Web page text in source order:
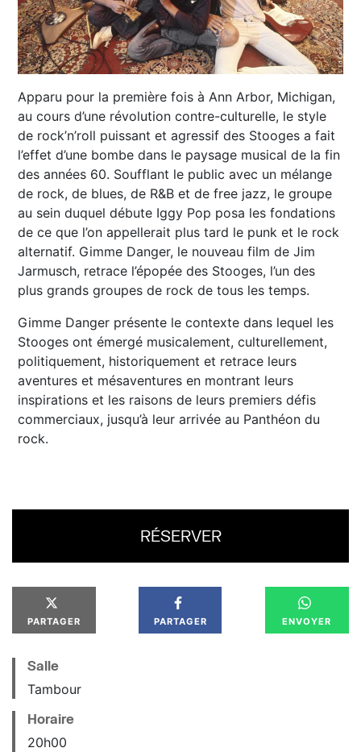
Apparu pour la première fois à Ann Arbor, Michigan,
au cours d’une révolution contre-culturelle, le style
de rock’n’roll puissant et agressif des Stooges a fait
l’effet d’une bombe dans le paysage musical de la fin
des années 60. Soufflant le public avec un mélange
de rock, de blues, de R&B et de free jazz, le groupe
au sein duquel débute Iggy Pop posa les fondations
de ce que l’on appellerait plus tard le punk et le rock
alternatif. Gimme Danger, le nouveau film de Jim
Jarmusch, retrace l’épopée des Stooges, l’un des
plus grands groupes de rock de tous les temps.
Gimme Danger présente le contexte dans lequel les
Stooges ont émergé musicalement, culturellement,
politiquement, historiquement et retrace leurs
aventures et mésaventures en montrant leurs
inspirations et les raisons de leurs premiers défis
commerciaux, jusqu’à leur arrivée au Panthéon du
rock.
RÉSERVER
PARTAGER PARTAGER ENVOYER
Salle
Tambour
Horaire
20h00